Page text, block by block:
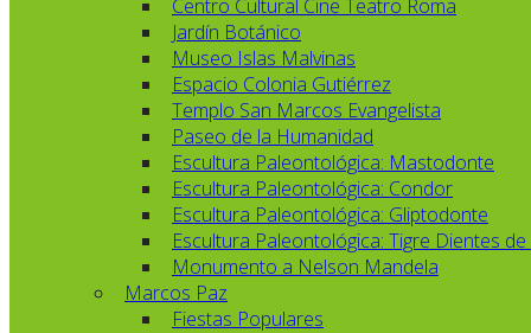
Centro Cultural Cine Teatro Roma
Jardín Botánico
Museo Islas Malvinas
Espacio Colonia Gutiérrez
Templo San Marcos Evangelista
Paseo de la Humanidad
Escultura Paleontológica: Mastodonte
Escultura Paleontológica: Condor
Escultura Paleontológica: Gliptodonte
Escultura Paleontológica: Tigre Dientes de
Monumento a Nelson Mandela
Marcos Paz
Fiestas Populares